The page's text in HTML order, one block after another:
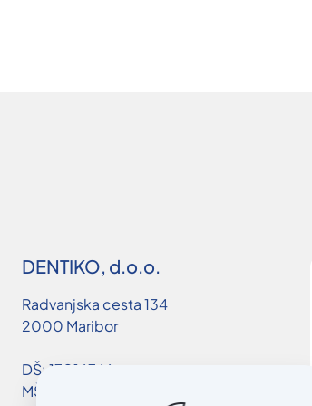
DENTIKO, d.o.o.
Radvanjska cesta 134
2000 Maribor
DŠ: 17016746
MŠ: 3663019000